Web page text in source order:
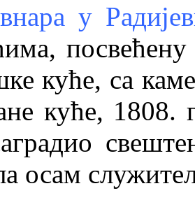
у
куће, са
куће, 1808.
осам